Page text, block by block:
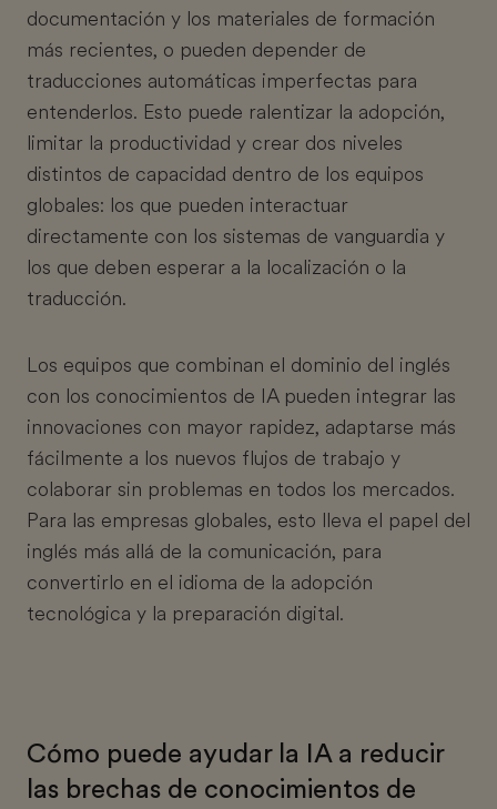
documentación y los materiales de formación
más recientes, o pueden depender de
traducciones automáticas imperfectas para
entenderlos. Esto puede ralentizar la adopción,
limitar la productividad y crear dos niveles
distintos de capacidad dentro de los equipos
globales: los que pueden interactuar
directamente con los sistemas de vanguardia y
los que deben esperar a la localización o la
traducción.
Los equipos que combinan el dominio del inglés
con los conocimientos de IA pueden integrar las
innovaciones con mayor rapidez, adaptarse más
fácilmente a los nuevos flujos de trabajo y
colaborar sin problemas en todos los mercados.
Para las empresas globales, esto lleva el papel del
inglés más allá de la comunicación, para
convertirlo en el idioma de la adopción
tecnológica y la preparación digital.
Cómo puede ayudar la IA a reducir
las brechas de conocimientos de